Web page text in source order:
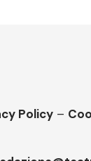
Policy –